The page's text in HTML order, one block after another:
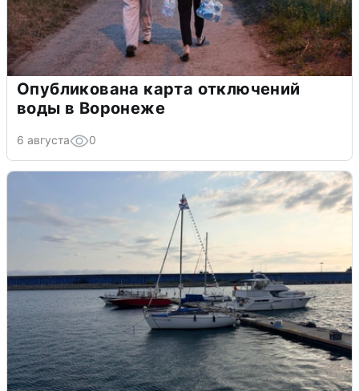
Опубликована карта отключений
воды в Воронеже
6 августа 0